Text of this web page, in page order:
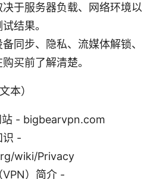
于服务器负载、网络环境以
结果。
同步、隐私、流媒体解锁、
买前了解清楚。
本）
站 - bigbearvpn.com
识 -
wiki/Privacy
VPN）简介 -